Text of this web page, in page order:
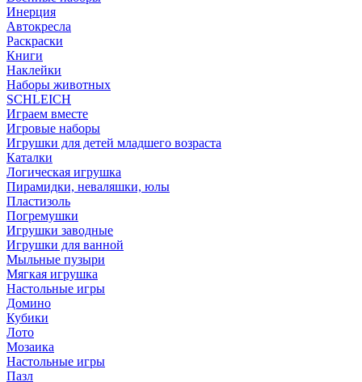
Инерция
Автокресла
Раскраски
Книги
Наклейки
Наборы животных
SCHLEICH
Играем вместе
Игровые наборы
Игрушки для детей младшего возраста
Каталки
Логическая игрушка
Пирамидки, неваляшки, юлы
Пластизоль
Погремушки
Игрушки заводные
Игрушки для ванной
Мыльные пузыри
Мягкая игрушка
Настольные игры
Домино
Кубики
Лото
Мозаика
Настольные игры
Пазл